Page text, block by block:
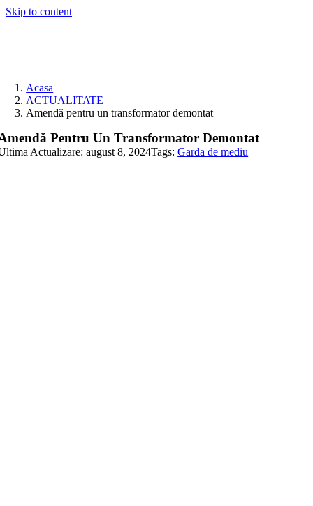
Skip to content
Acasa
ACTUALITATE
Amendă pentru un transformator demontat
Pentru Un Transformator Demontat
Actualizare: august 8, 2024Tags:Garda de mediu